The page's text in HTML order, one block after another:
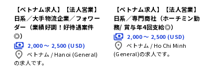
【ベトナム求人】【法人営業】
日系／大手物流企業／フォワー
ダー（業績好調！好待遇案件
◎）
2,000 〜 2,500 (USD)
ベトナム /Hanoi (General)
の求人です。
【ベトナム求人】【法人営業】
日系／専門商社（ホーチミン勤
務/ 賞与年4回支給◎）
2,000 〜 2,500 (USD)
ベトナム /Ho Chi Minh
(General)の求人です。